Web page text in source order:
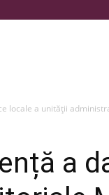
locale a unității
a